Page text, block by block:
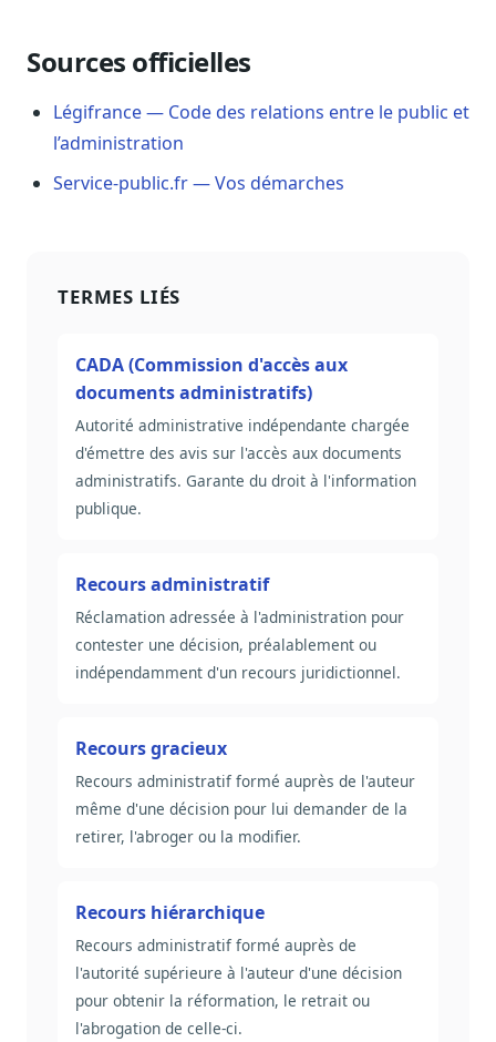
Sécurité
Presse
Sources officielles
Légifrance — Code des relations entre le public et
l’administration
Service-public.fr — Vos démarches
TERMES LIÉS
CADA (Commission d'accès aux
documents administratifs)
Autorité administrative indépendante chargée
d'émettre des avis sur l'accès aux documents
administratifs. Garante du droit à l'information
publique.
Recours administratif
Réclamation adressée à l'administration pour
contester une décision, préalablement ou
indépendamment d'un recours juridictionnel.
Recours gracieux
Recours administratif formé auprès de l'auteur
même d'une décision pour lui demander de la
retirer, l'abroger ou la modifier.
Recours hiérarchique
Recours administratif formé auprès de
l'autorité supérieure à l'auteur d'une décision
pour obtenir la réformation, le retrait ou
l'abrogation de celle-ci.